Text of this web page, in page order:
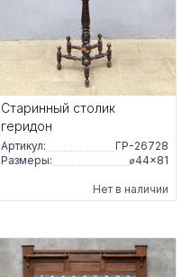
Старинный столик
геридон
Артикул:
ГР-26728
Размеры:
⌀44×81
Нет в наличии